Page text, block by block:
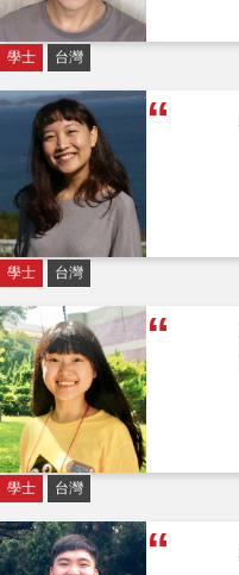
學士 台灣
學士 台灣
學士 台灣